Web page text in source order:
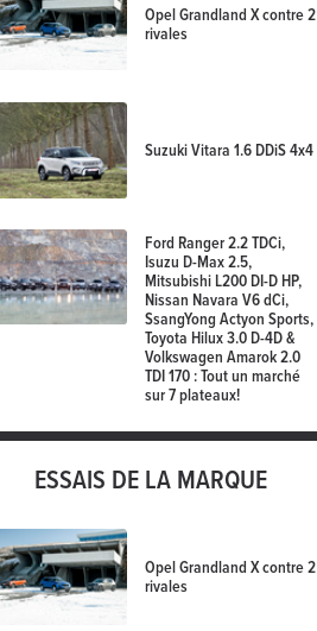
Opel Grandland X contre 2
rivales
Suzuki Vitara 1.6 DDiS 4x4
Ford Ranger 2.2 TDCi,
Isuzu D-Max 2.5,
Mitsubishi L200 DI-D HP,
Nissan Navara V6 dCi,
SsangYong Actyon Sports,
Toyota Hilux 3.0 D-4D &
Volkswagen Amarok 2.0
TDI 170 : Tout un marché
sur 7 plateaux!
ESSAIS DE LA MARQUE
Opel Grandland X contre 2
rivales